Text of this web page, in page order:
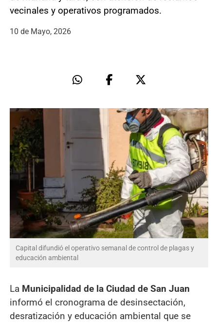
vecinales y operativos programados.
10 de Mayo, 2026
Capital difundió el operativo semanal de control de plagas y
educación ambiental
La Municipalidad de la Ciudad de San Juan
informó el cronograma de desinsectación,
desratización y educación ambiental que se